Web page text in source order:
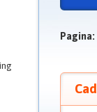
Pagina: